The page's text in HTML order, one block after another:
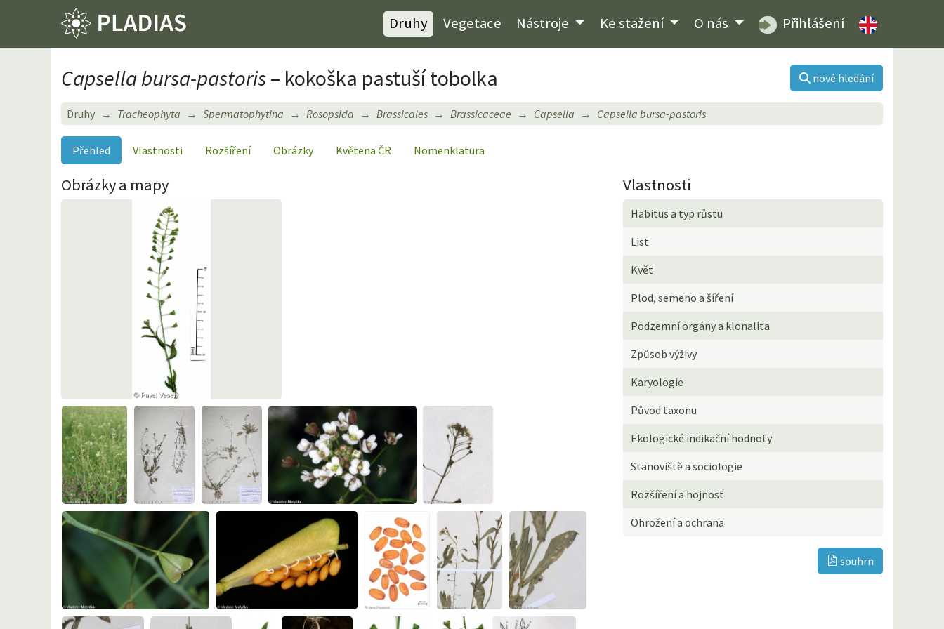
Druhy Vegetace Nástroje Ke stažení O nás Přihlášení
Capsella bursa-pastoris– kokoška pastuší tobolka nové hledání
Druhy Tracheophyta Spermatophytina Rosopsida Brassicales Brassicaceae Capsella Capsella bursa-pastoris
Přehled Vlastnosti Rozšíření Obrázky Květena ČR Nomenklatura
Obrázky a mapy Vlastnosti
Habitus a typ růstu
List
Květ
Plod, semeno a šíření
Podzemní orgány a klonalita
Způsob výživy
Karyologie
Původ taxonu
Ekologické indikační hodnoty
Stanoviště a sociologie
Rozšíření a hojnost
Ohrožení a ochrana
souhrn